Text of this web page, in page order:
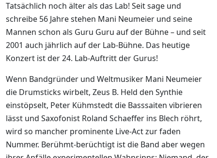
Tatsächlich noch älter als das Lab! Seit sage und
schreibe 56 Jahre stehen Mani Neumeier und seine
Mannen schon als Guru Guru auf der Bühne – und seit
2001 auch jährlich auf der Lab-Bühne. Das heutige
Konzert ist der 24. Lab-Auftritt der Gurus!
Wenn Bandgründer und Weltmusiker Mani Neumeier
die Drumsticks wirbelt, Zeus B. Held den Synthie
einstöpselt, Peter Kühmstedt die Basssaiten vibrieren
lässt und Saxofonist Roland Schaeffer ins Blech röhrt,
wird so mancher prominente Live-Act zur faden
Nummer. Berühmt-berüchtigt ist die Band aber wegen